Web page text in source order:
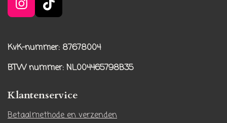
I
n
t
a
g
a
m
T
i
T
o
k
KvK-nummer: 87678004
BTW nummer: NL004465798B35
Klantenservice
Betaalmethode en verzenden